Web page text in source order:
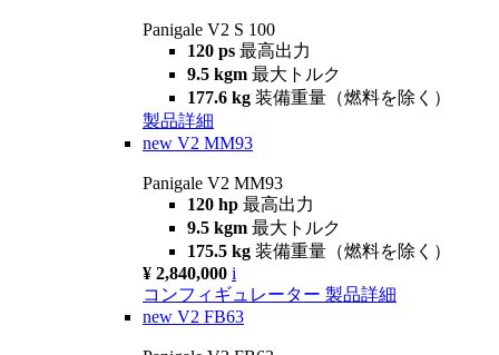
Panigale V2 S 100
120 ps 最高出力
9.5 kgm 最大トルク
177.6 kg 装備重量（燃料を除く）
製品詳細
new V2 MM93
Panigale V2 MM93
120 hp 最高出力
9.5 kgm 最大トルク
175.5 kg 装備重量（燃料を除く）
¥ 2,840,000 i
コンフィギュレーター 製品詳細
new V2 FB63